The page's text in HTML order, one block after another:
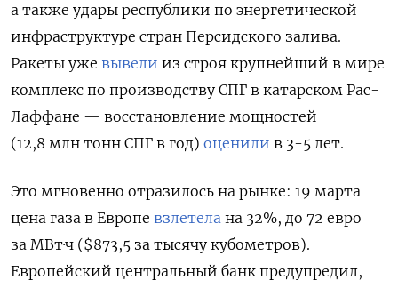
а также удары республики по энергетической
инфраструктуре стран Персидского залива.
Ракеты уже вывели из строя крупнейший в мире
комплекс по производству СПГ в катарском Рас-
Лаффане — восстановление мощностей
(12,8 млн тонн СПГ в год) оценили в 3-5 лет.
Это мгновенно отразилось на рынке: 19 марта
цена газа в Европе взлетела на 32%, до 72 евро
за МВт·ч ($873,5 за тысячу кубометров).
Европейский центральный банк предупредил,